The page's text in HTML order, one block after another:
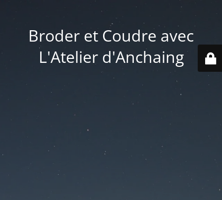
Broder et Coudre avec
L'Atelier d'Anchaing